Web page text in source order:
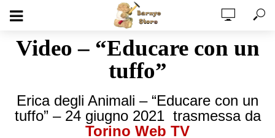
Video – “Educare con un
tuffo”
Erica degli Animali – “Educare con un
tuffo” – 24 giugno 2021 trasmessa da
Torino Web TV